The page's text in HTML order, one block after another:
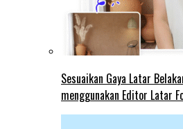
Sesuaikan Gaya Latar
menggunakan Editor Latar